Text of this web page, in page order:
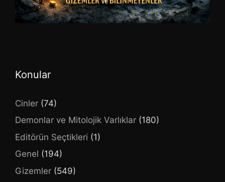
Konular
Cinler (74)
Demonlar ve Mitolojik Varlıklar (180)
Editörün Seçtikleri (1)
Genel (194)
Gizemler (549)